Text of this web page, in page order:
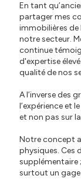
En tant
partager mes
immobilières de
notre secteur.
continue
d'expertise
qualité de nos
A l’inverse des
l’expérience et
et non pas sur
Notre concept
physiques. Ces
supplémentaire
surtout un